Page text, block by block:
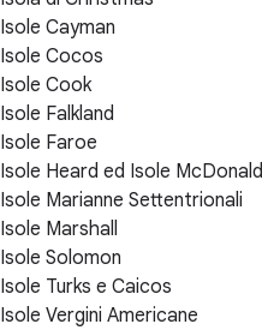
Isole Cayman
Isole Cocos
Isole Cook
Isole Falkland
Isole Faroe
Isole Heard ed Isole McDonald
Isole Marianne Settentrionali
Isole Marshall
Isole Solomon
Isole Turks e Caicos
Isole Vergini Americane